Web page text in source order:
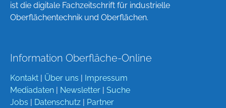
ist die digitale Fachzeitschrift für industrielle
Oberflächentechnik und Oberflächen.
Information Oberfläche-Online
Kontakt Über uns
Impressum
Mediadaten
Newsletter
Suche
Jobs
Datenschutz Partner